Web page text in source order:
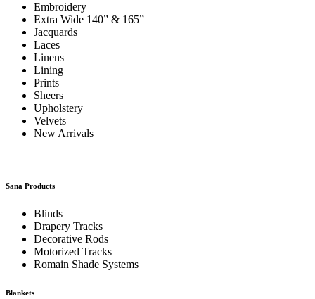
Embroidery
Extra Wide 140” & 165”
Jacquards
Laces
Linens
Lining
Prints
Sheers
Upholstery
Velvets
New Arrivals
Sana Products
Blinds
Drapery Tracks
Decorative Rods
Motorized Tracks
Romain Shade Systems
Blankets